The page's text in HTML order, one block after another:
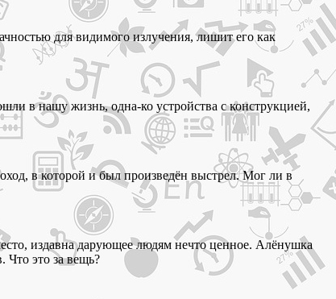
для видимого излучения, лишит его как
в нашу жизнь, одна-ко устройства с конструкцией,
в которой и был произведён выстрел. Мог ли в
издавна дарующее людям нечто ценное. Алёнушка
Что это за вещь?